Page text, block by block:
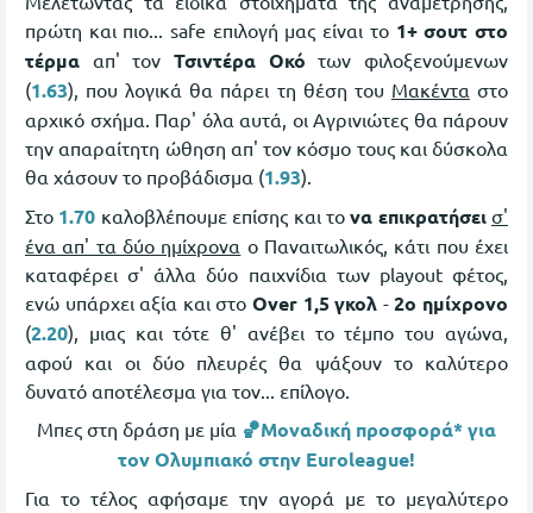
πρώτη και πιο... safe επιλογή μας είναι το 1+ σουτ στο
τέρμα απ' τον Τσιντέρα Οκό των φιλοξενούμενων
(1.63), που λογικά θα πάρει τη θέση του Μακέντα στο
αρχικό σχήμα. Παρ' όλα αυτά, οι Αγρινιώτες θα πάρουν
την απαραίτητη ώθηση απ' τον κόσμο τους και δύσκολα
θα χάσουν το προβάδισμα (1.93).
Στο 1.70 καλοβλέπουμε επίσης και τονα επικρατήσει σ'
ένα απ' τα δύο ημίχρονα ο Παναιτωλικός, κάτι που έχει
καταφέρει σ' άλλα δύο παιχνίδια των playout φέτος,
ενώ υπάρχει αξία και στο Over 1,5 γκολ -2ο ημίχρονο
(2.20), μιας και τότε θ' ανέβει το τέμπο του αγώνα,
αφού και οι δύο πλευρές θα ψάξουν το καλύτερο
δυνατό αποτέλεσμα για τον... επίλογο.
Μπες στη δράση με μία 🏀Μοναδική προσφορά* για
τoν Ολυμπιακό στην Euroleague!
Για το τέλος αφήσαμε την αγορά με το μεγαλύτερο